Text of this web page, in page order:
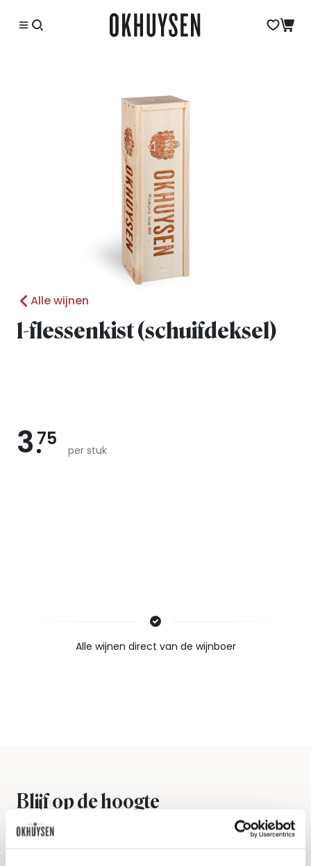
Alle wijnen
1-flessenkist (schuifdeksel)
3 75
per stuk
Nieuws & inspiratie in Vineé Vineuse
Alle wijnen direct van de wijnboer
Blijf op de hoogte
Ontvang het laatste wijnnieuws, proeverijen en
evenementen